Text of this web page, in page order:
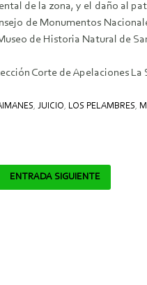
de la zona, y el daño al
de Monumentos
de Historia Natural de
Corte de Apelaciones La
, JUICIO, LOS PELAMBRES,
ENTRADA SIGUIENTE